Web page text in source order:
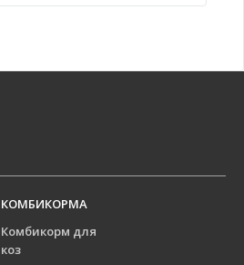
КОМБИКОРМА
Комбикорм для
коз